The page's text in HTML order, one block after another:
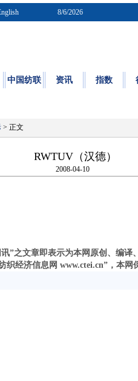
8/6/2026
中国纺联 资讯 指数
> 正文
RWTUV（汉德）
2008-04-10
”之文章即表示为本网原创、编译
织经济信息网 www.ctei.cn”，本网